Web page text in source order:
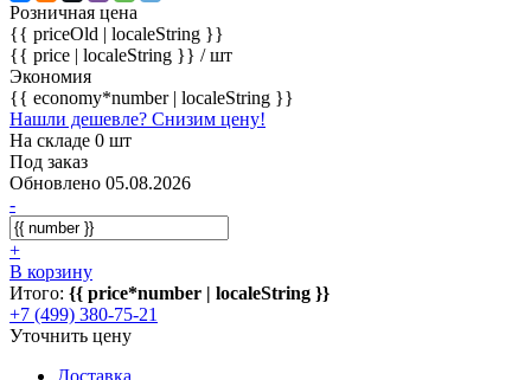
Розничная цена
{{ priceOld | localeString }}
{{ price | localeString }} / шт
Экономия
{{ economy*number | localeString }}
Нашли дешевле? Снизим цену!
На складе 0 шт
Под заказ
Обновлено 05.08.2026
-
+
В корзину
Итого: {{ price*number | localeString }}
+7 (499) 380-75-21
Уточнить цену
Доставка